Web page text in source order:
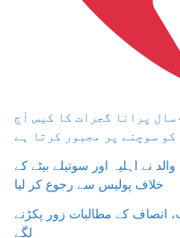
محبت، نفرت اور ایک خوفناک انجام… 4 سال پرانا گجرات کا کیس آج
کو سوچنے پر مجبور کرتا ہے
نے اہلیہ اور سوتیلے بیٹے کے
خلاف پولیس سے رجوع کر لیا
انصاف کے مطالبات زور پکڑنے
لگے